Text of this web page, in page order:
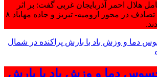
هلال احمر آذربایجان غربی گفت: بر اثر
بروز دو سانحه تصادف در محور ارومیه- تبریز و جاده مهاباد ۸
دما و وزش باد با بارش